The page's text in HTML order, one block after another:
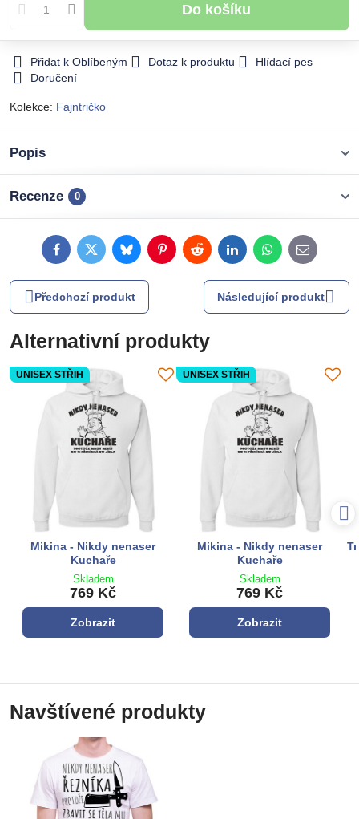
Do košíku
Přidat k Oblíbeným Dotaz k produktu
Hlídací pes
Doručení
Kolekce: Fajntričko
Popis
Recenze 0
FacebookTwitterBlueskyPinterestRedditLinkedInWhatsApp
E-
mail
Předchozí produkt Následující produkt
Alternativní produkty
UNISEX STŘIH
Mikina - Nikdy nenaser
Kuchaře
Skladem
769 Kč
Zobrazit
UNISEX STŘIH
Mikina - Nikdy nenaser
Kuchaře
Skladem
769 Kč
Zobrazit
Navštívené produkty